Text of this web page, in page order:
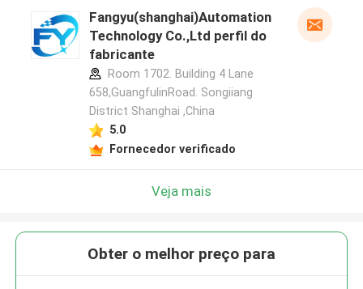
Fangyu(shanghai)Automation
Technology Co.,Ltd perfil do
fabricante
Room 1702. Building 4 Lane
658,GuangfulinRoad. Songiiang
District Shanghai ,China
5.0
Fornecedor verificado
Veja mais
Obter o melhor preço para